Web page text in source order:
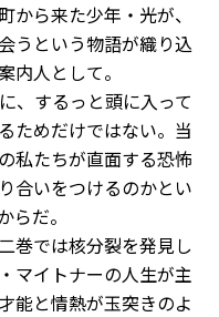
から来た少年・光が、
うという物語が織り込
内人として。
、するっと頭に入って
ためだけではない。当
私たちが直面する恐怖
合いをつけるのかとい
らだ。
巻では核分裂を発見し
マイトナーの人生が主
能と情熱が玉突きのよ